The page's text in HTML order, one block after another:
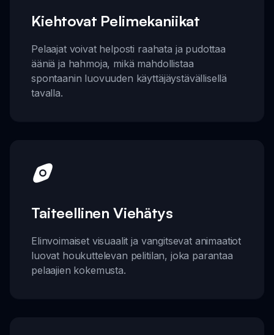
Kiehtovat Pelimekaniikat
Pelaajat voivat helposti raahata ja pudottaa
ääniä ja hahmoja, mikä mahdollistaa
spontaanin luovuuden käyttäjäystävällisellä
tavalla.
Taiteellinen Viehätys
Elinvoimaiset visuaalit ja vangitsevat animaatiot
luovat houkuttelevan pelitilan, joka parantaa
pelaajien kokemusta.